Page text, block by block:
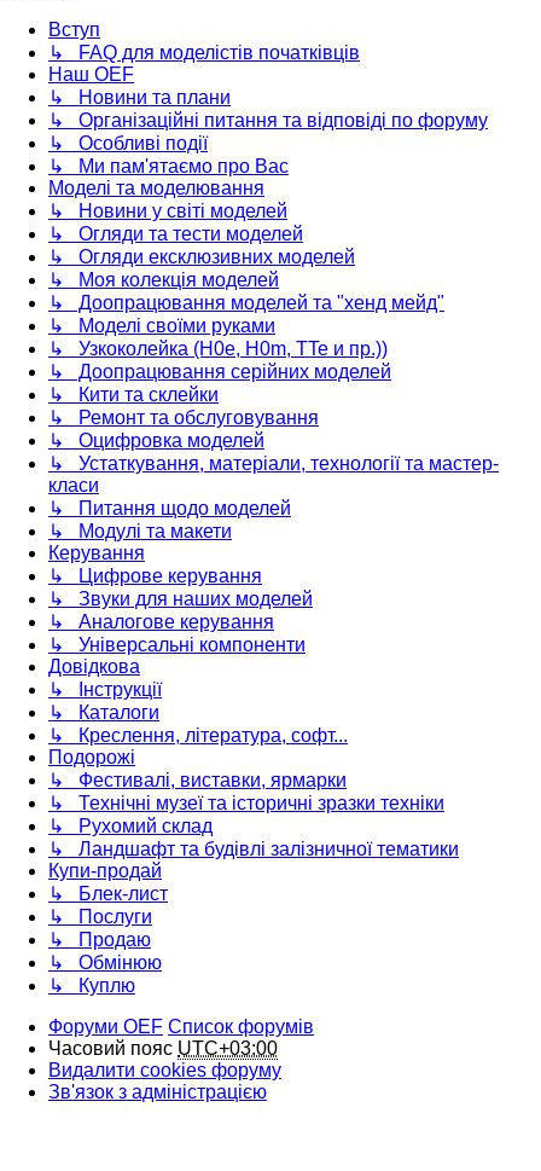
Вступ
↳ FAQ для моделістів початківців
Наш OEF
↳ Новини та плани
↳ Організаційні питання та відповіді по форуму
↳ Особливі події
↳ Ми пам'ятаємо про Вас
Моделі та моделювання
↳ Новини у світі моделей
↳ Огляди та тести моделей
↳ Огляди ексклюзивних моделей
↳ Моя колекція моделей
↳ Доопрацювання моделей та "хенд мейд"
↳ Моделі своїми руками
↳ Узкоколейка (H0e, H0m, TTe и пр.))
↳ Доопрацювання серійних моделей
↳ Кити та склейки
↳ Ремонт та обслуговування
↳ Оцифровка моделей
↳ Устаткування, матеріали, технології та мастер-
класи
↳ Питання щодо моделей
↳ Модулі та макети
Керування
↳ Цифрове керування
↳ Звуки для наших моделей
↳ Аналогове керування
↳ Універсальні компоненти
Довідкова
↳ Інструкції
↳ Каталоги
↳ Креслення, література, софт...
Подорожі
↳ Фестивалі, виставки, ярмарки
↳ Технічні музеї та історичні зразки техніки
↳ Рухомий склад
↳ Ландшафт та будівлі залізничної тематики
Купи-продай
↳ Блек-лист
↳ Послуги
↳ Продаю
↳ Обмінюю
↳ Куплю
Форуми OEF Список форумів
Часовий пояс UTC+03:00
Видалити cookies форуму
Зв'язок з адміністрацією